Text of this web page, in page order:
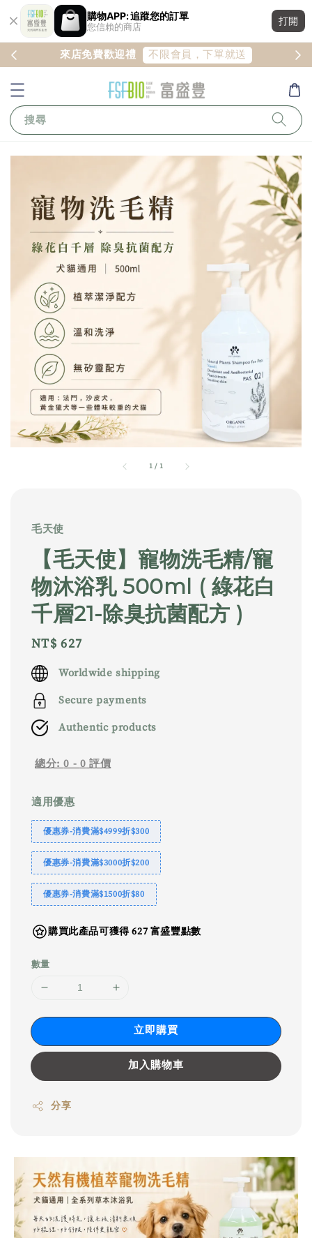
購物APP: 追蹤您的訂單
您信賴的商店
打開
冊 來店免費歡迎禮 不限會員，下單就送
搜尋
1 / 1
毛天使
【毛天使】寵物洗毛精/寵
物沐浴乳 500ml ( 綠花白
千層21-除臭抗菌配方 )
Regular
price
NT$ 627
Worldwide shipping
Secure payments
Authentic products
總分:0 - 0 評價
適用優惠
優惠券-消費滿$4999折$300
優惠券-消費滿$3000折$200
優惠券-消費滿$1500折$80
購買此產品可獲得 627 富盛豐點數
數量
立即購買
加入購物車
分享